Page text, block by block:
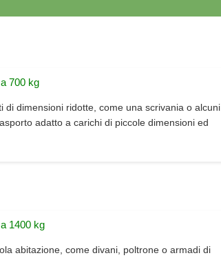
700 kg
di dimensioni ridotte, come una scrivania o alcuni
adatto a carichi di piccole dimensioni ed
1400 kg
abitazione, come divani, poltrone o armadi di